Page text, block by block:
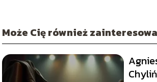
Może Cię również